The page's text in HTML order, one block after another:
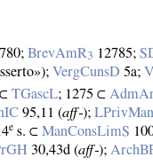
BrevAmR3 12785;
VergCunsD 5a;
⊂TGascL; 1275 ⊂
95,11 (aff‑);
e s. ⊂ManConsLimS
30,43d (aff‑);